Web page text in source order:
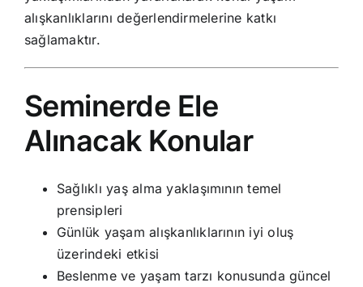
alışkanlıklarını değerlendirmelerine katkı
sağlamaktır.
Seminerde Ele
Alınacak Konular
Sağlıklı yaş alma yaklaşımının temel
prensipleri
Günlük yaşam alışkanlıklarının iyi oluş
üzerindeki etkisi
Beslenme ve yaşam tarzı konusunda güncel